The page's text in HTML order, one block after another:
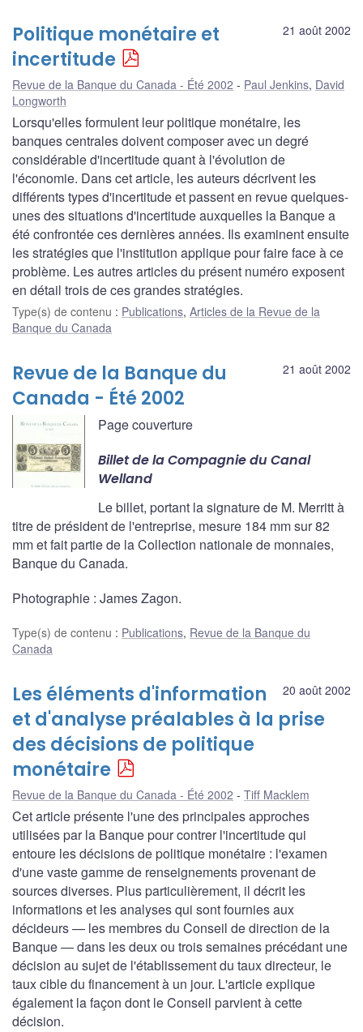
21 août 2002
Politique monétaire et
incertitude
Revue de la Banque du Canada - Été 2002 Paul Jenkins, David
Longworth
Lorsqu'elles formulent leur politique monétaire, les
banques centrales doivent composer avec un degré
considérable d'incertitude quant à l'évolution de
l'économie. Dans cet article, les auteurs décrivent les
différents types d'incertitude et passent en revue quelques-
unes des situations d'incertitude auxquelles la Banque a
été confrontée ces dernières années. Ils examinent ensuite
les stratégies que l'institution applique pour faire face à ce
problème. Les autres articles du présent numéro exposent
en détail trois de ces grandes stratégies.
Type(s) de contenu : Publications, Articles de la Revue de la
Banque du Canada
21 août 2002
Revue de la Banque du
Canada - Été 2002
Page couverture
Billet de la Compagnie du Canal
Welland
Le billet, portant la signature de M. Merritt à
titre de président de l'entreprise, mesure 184 mm sur 82
mm et fait partie de la Collection nationale de monnaies,
Banque du Canada.
Photographie : James Zagon.
Type(s) de contenu : Publications, Revue de la Banque du
Canada
20 août 2002
Les éléments d'information
et d'analyse préalables à la prise
des décisions de politique
monétaire
Revue de la Banque du Canada - Été 2002 Tiff Macklem
Cet article présente l'une des principales approches
utilisées par la Banque pour contrer l'incertitude qui
entoure les décisions de politique monétaire : l'examen
d'une vaste gamme de renseignements provenant de
sources diverses. Plus particulièrement, il décrit les
informations et les analyses qui sont fournies aux
décideurs — les membres du Conseil de direction de la
Banque — dans les deux ou trois semaines précédant une
décision au sujet de l'établissement du taux directeur, le
taux cible du financement à un jour. L'article explique
également la façon dont le Conseil parvient à cette
décision.